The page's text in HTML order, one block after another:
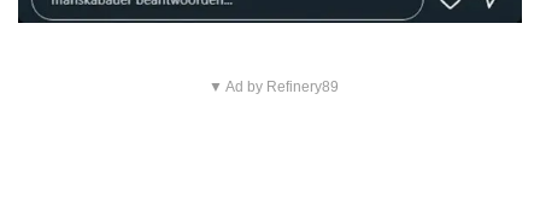
▼ Ad by Refinery89